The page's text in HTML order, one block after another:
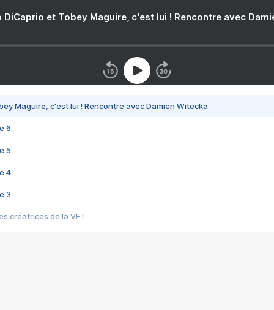
DiCaprio et Tobey Maguire, c'est lui ! Rencontre avec
Maguire, c'est lui ! Rencontre avec Damien Witecka
6
5
4
3
créatrices de la VF !